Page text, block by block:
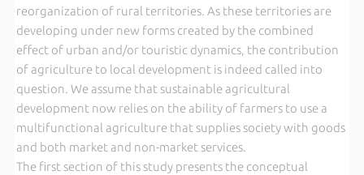
reorganization of rural territories. As these territories are
developing under new forms created by the combined
effect of urban and/or touristic dynamics, the contribution
of agriculture to local development is indeed called into
question. We assume that sustainable agricultural
development now relies on the ability of farmers to use a
multifunctional agriculture that supplies society with goods
and both market and non-market services.
The first section of this study presents the conceptual